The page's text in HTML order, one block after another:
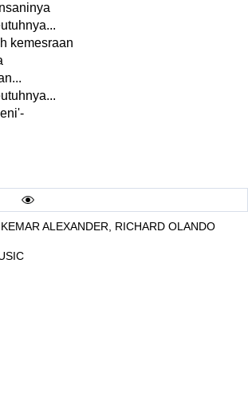
kemesraan
ALEXANDER, RICHARD OLANDO